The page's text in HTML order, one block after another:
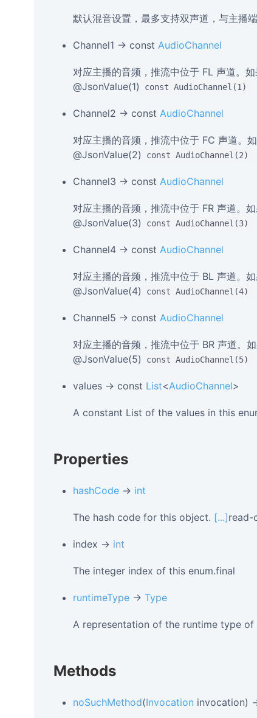
默认混音设置，最多支持双声道，与主播
Channel1 → const AudioChannel
对应主播的音频，推流中位于 FL 声道。
@JsonValue(1)
const AudioChannel(1)
Channel2 → const AudioChannel
对应主播的音频，推流中位于 FC 声道。
@JsonValue(2)
const AudioChannel(2)
Channel3 → const AudioChannel
对应主播的音频，推流中位于 FR 声道。
@JsonValue(3)
const AudioChannel(3)
Channel4 → const AudioChannel
对应主播的音频，推流中位于 BL 声道。
@JsonValue(4)
const AudioChannel(4)
Channel5 → const AudioChannel
对应主播的音频，推流中位于 BR 声道。
@JsonValue(5)
const AudioChannel(5)
values → const List<AudioChannel>
A constant List of the values in this
Properties
hashCode → int
The hash code for this object. [...]read-
index → int
The integer index of this enum.final
runtimeType → Type
A representation of the runtime type
Methods
noSuchMethod(Invocation invocation)